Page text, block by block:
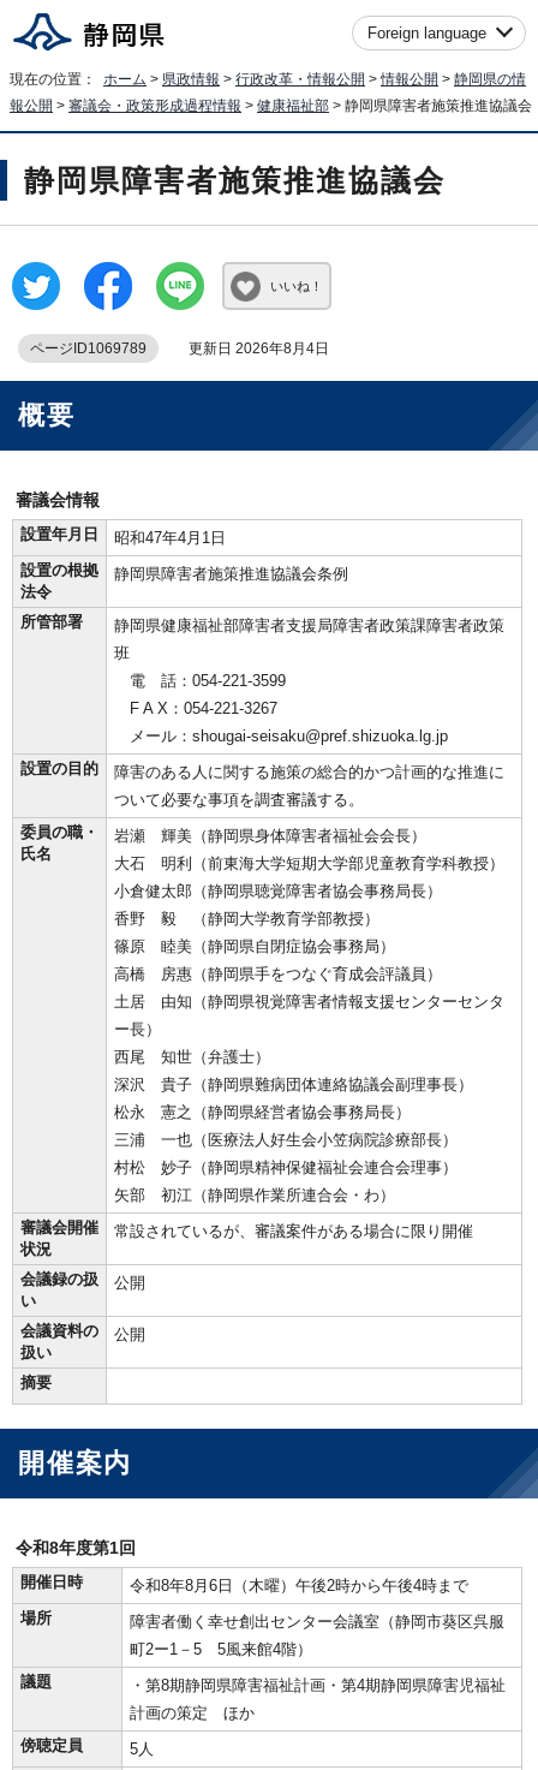
Foreign language
現在の位置： ホーム > 県政情報 > 行政改革・情報公開 >情報公開 > 静岡県の情
報公開 > 審議会・政策形成過程情報 > 健康福祉部 > 静岡県障害者施策推進協議会
静岡県障害者施策推進協議会
いいね！
ページID1069789 更新日 2026年8月4日
概要
審議会情報
設置年月日
昭和47年4月1日
設置の根拠
法令
静岡県障害者施策推進協議会条例
所管部署
静岡県健康福祉部障害者支援局障害者政策課障害者政策
班
電 話：054-221-3599
F A X：054-221-3267
メール：shougai-seisaku@pref.shizuoka.lg.jp
設置の目的
障害のある人に関する施策の総合的かつ計画的な推進に
ついて必要な事項を調査審議する。
委員の職・
氏名
岩瀬 輝美（静岡県身体障害者福祉会会長）
大石 明利（前東海大学短期大学部児童教育学科教授）
小倉健太郎（静岡県聴覚障害者協会事務局長）
香野 毅 （静岡大学教育学部教授）
篠原 睦美（静岡県自閉症協会事務局）
高橋 房惠（静岡県手をつなぐ育成会評議員）
土居 由知（静岡県視覚障害者情報支援センターセンタ
ー長）
西尾 知世（弁護士）
深沢 貴子（静岡県難病団体連絡協議会副理事長）
松永 憲之（静岡県経営者協会事務局長）
三浦 一也（医療法人好生会小笠病院診療部長）
村松 妙子（静岡県精神保健福祉会連合会理事）
矢部 初江（静岡県作業所連合会・わ）
審議会開催
状況
常設されているが、審議案件がある場合に限り開催
会議録の扱
い
公開
会議資料の
扱い
公開
摘要
開催案内
令和8年度第1回
開催日時
令和8年8月6日（木曜）午後2時から午後4時まで
場所
障害者働く幸せ創出センター会議室（静岡市葵区呉服
町2ー1－5 5風来館4階）
議題
・第8期静岡県障害福祉計画・第4期静岡県障害児福祉
計画の策定 ほか
傍聴定員
5人